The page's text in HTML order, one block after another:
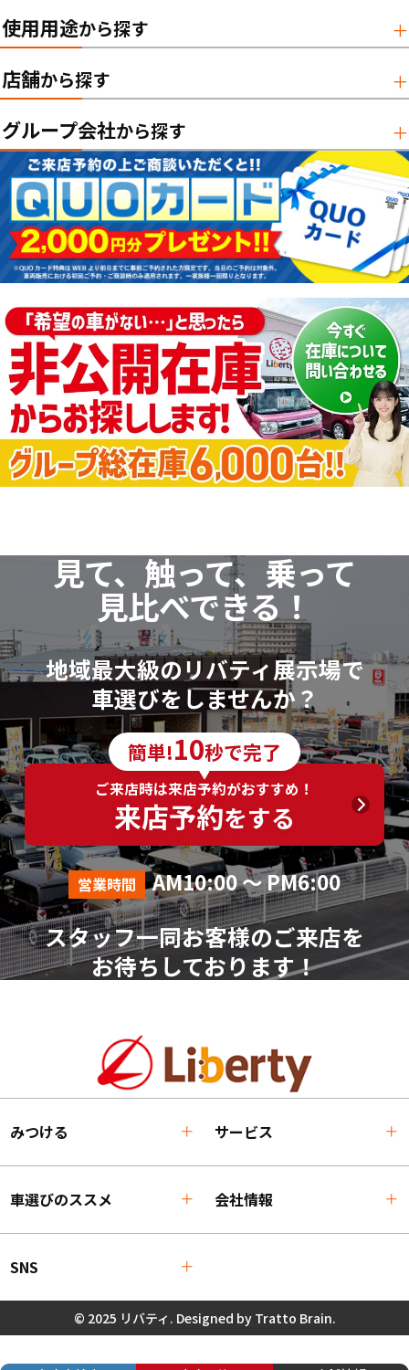
使用用途から探す
店舗から探す
グループ会社から探す
見て、触って、乗って
見比べできる！
地域最大級のリバティ展示場で
車選びをしませんか？
簡単!10秒で完了
ご来店時は来店予約がおすすめ！
来店予約をする
営業時間 AM10:00 ～ PM6:00
スタッフ一同お客様のご来店を
お待ちしております！
みつける サービス
車選びのススメ 会社情報
SNS
© 2025 リバティ. Designed by Tratto Brain.